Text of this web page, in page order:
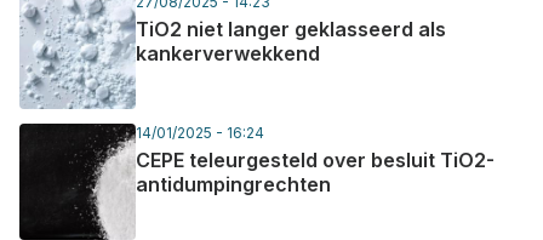
TiO2 niet langer geklasseerd als
kankerverwekkend
14/01/2025 - 16:24
CEPE teleurgesteld over besluit TiO2-
antidumpingrechten